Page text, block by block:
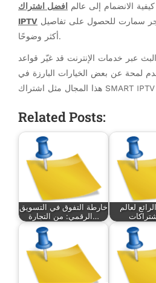
الانضمام إلى عالم افضل اشتراك
IPTV
أكثر وضوحًا.
عبر خدمات الإنترنت قد غيّر قواعد
لمحة عن بعض الخيارات البارزة في
Related Posts:
خارطة التفوق في التسويق
الرقمي: من التجارة…
لعالم